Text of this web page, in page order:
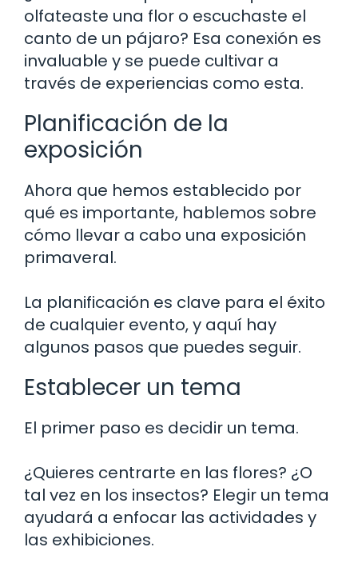
olfateaste una flor o escuchaste el
canto de un pájaro? Esa conexión es
invaluable y se puede cultivar a
través de experiencias como esta.
Planificación de la
exposición
Ahora que hemos establecido por
qué es importante, hablemos sobre
cómo llevar a cabo una exposición
primaveral.
La planificación es clave para el éxito
de cualquier evento, y aquí hay
algunos pasos que puedes seguir.
Establecer un tema
El primer paso es decidir un tema.
¿Quieres centrarte en las flores? ¿O
tal vez en los insectos? Elegir un tema
ayudará a enfocar las actividades y
las exhibiciones.